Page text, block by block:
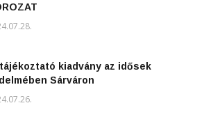
kiadvány az idősek
Sárváron